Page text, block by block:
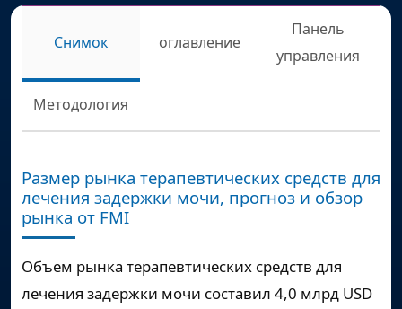
Снимок оглавление
Панель
управления
Методология
Размер рынка терапевтических средств для
лечения задержки мочи, прогноз и обзор
рынка от FMI
Объем рынка терапевтических средств для
лечения задержки мочи составил 4,0 млрд USD